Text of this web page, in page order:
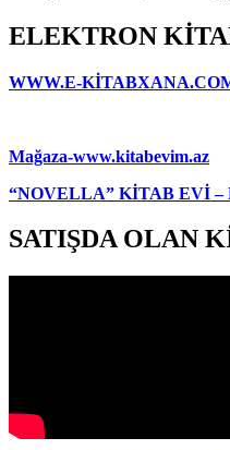
ELEKTRON
WWW.E-
Mağaza-www.kitabevim.az
“NOVELLA” KİTAB EVİ
SATIŞDA OLAN